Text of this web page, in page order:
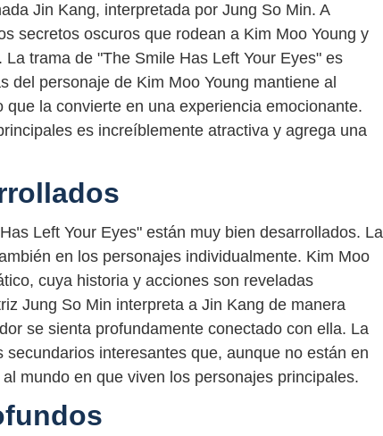
Jin Kang, interpretada por Jung So Min. A
secretos oscuros que rodean a Kim Moo Young y
trama de "The Smile Has Left Your Eyes" es
del personaje de Kim Moo Young mantiene al
la convierte en una experiencia emocionante.
es increíblemente atractiva y agrega una
Left Your Eyes" están muy bien desarrollados. La
en los personajes individualmente. Kim Moo
cuya historia y acciones son reveladas
Jung So Min interpreta a Jin Kang de manera
se sienta profundamente conectado con ella. La
interesantes que, aunque no están en
mundo en que viven los personajes principales.